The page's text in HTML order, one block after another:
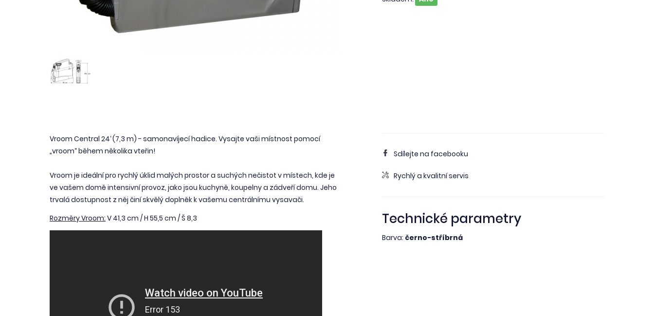
Vroom Central 24‘ (7,3 m) - samonavíjecí hadice. Vysajte vaši místnost pomocí
„vroom“ během několika vteřin!
Vroom je ideální pro rychlý úklid malých prostor a suchých nečistot v místech, kde je
ve vašem domě intensivní provoz, jako jsou kuchyně, koupelny a zádveří domu. Jeho
trvalá dostupnost z něj činí skvělý doplněk k vašemu centrálnímu vysavači.
Rozměry Vroom: V 41,3 cm / H 55,5 cm / Š 8,3
Sdílejte na facebooku
Rychlý a kvalitní servis
Technické parametry
Barva: černo-stříbrná